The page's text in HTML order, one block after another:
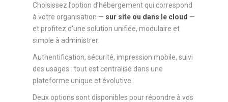
Choisissez l’option d’hébergement qui correspond
à votre organisation — sur site ou dans le cloud —
et profitez d’une solution unifiée, modulaire et
simple à administrer.
Authentification, sécurité, impression mobile, suivi
des usages : tout est centralisé dans une
plateforme unique et évolutive.
Deux options sont disponibles pour répondre à vos